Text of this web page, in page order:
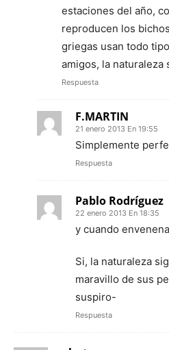
estaciones del año,
reproducen los
griegas usan todo
amigos, la naturaleza
Respuesta
F.MARTIN
21 enero 2013 En 19:55
Simplemente
Respuesta
Pablo Rodríguez
22 enero 2013 En 18:35
y cuando
Si, la naturaleza
maravillo de sus
suspiro-
Respuesta